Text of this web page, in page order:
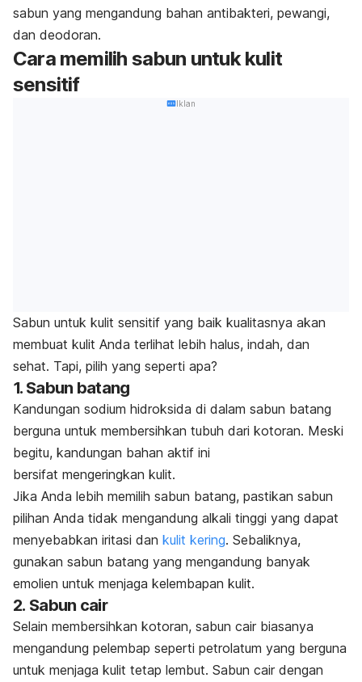
sabun yang mengandung bahan antibakteri, pewangi,
dan deodoran.
Cara memilih sabun untuk kulit
sensitif
Iklan
Sabun untuk kulit sensitif yang baik kualitasnya akan
membuat kulit Anda terlihat lebih halus, indah, dan
sehat. Tapi, pilih yang seperti apa?
1. Sabun batang
Kandungan sodium hidroksida di dalam sabun batang
berguna untuk membersihkan tubuh dari kotoran. Meski
begitu, kandungan bahan aktif ini
bersifat mengeringkan kulit.
Jika Anda lebih memilih sabun batang, pastikan sabun
pilihan Anda tidak mengandung alkali tinggi yang dapat
menyebabkan iritasi dan kulit kering. Sebaliknya,
gunakan sabun batang yang mengandung banyak
emolien untuk menjaga kelembapan kulit.
2. Sabun cair
Selain membersihkan kotoran, sabun cair biasanya
mengandung pelembap seperti petrolatum yang berguna
untuk menjaga kulit tetap lembut. Sabun cair dengan